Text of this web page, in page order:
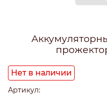
Нет в наличии
Артикул: